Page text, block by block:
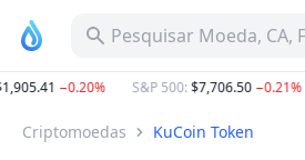
Pesquisar Moeda, CA,
−0.20% S&P 500:$7,706.50−0.21%
Criptomoedas KuCoin Token